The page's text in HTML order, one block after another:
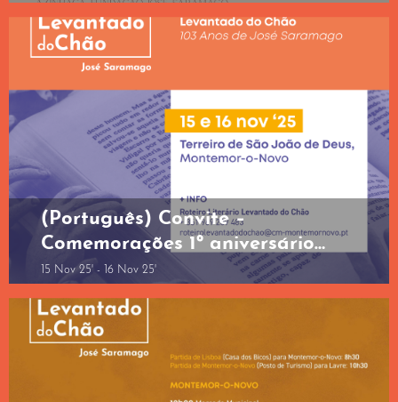
de Novembro de 2025, na
Delegação da Fundação José
Saramago, na Azinhaga, Golegã
(Português) Convite –
Comemorações 1º aniversário
Centro Interpretativo Levantado
do Chão
15 Nov 25' - 16 Nov 25'